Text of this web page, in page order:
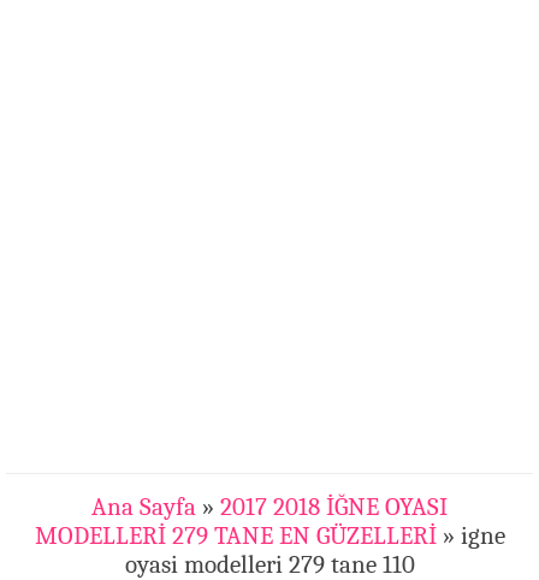
Ana Sayfa » 2017 2018 İĞNE OYASI
MODELLERİ 279 TANE EN GÜZELLERİ» igne
oyasi modelleri 279 tane 110